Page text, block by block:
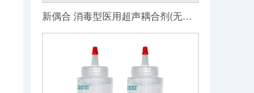
新偶合 消毒型医用超声耦合剂(无菌级)